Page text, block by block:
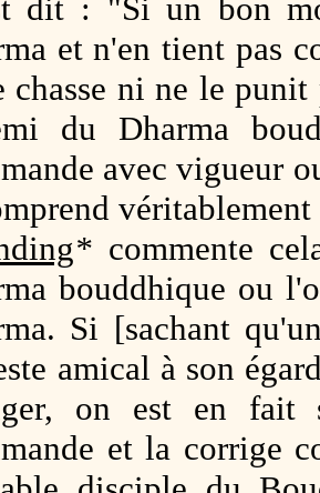
dit : "Si un bon
et n'en tient pas
chasse ni ne le
du Dharma
avec vigueur
* commente
bouddhique ou
Si [sachant
amical à son
on est en fait
et la corrige